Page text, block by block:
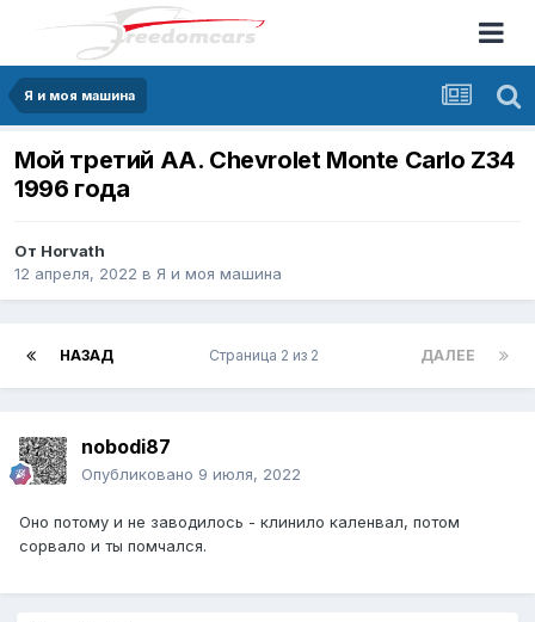
Я и моя машина
Мой третий АА. Chevrolet Monte Carlo Z34
1996 года
От Horvath
12 апреля, 2022 в Я и моя машина
НАЗАД ДАЛЕЕ
Страница 2 из 2
nobodi87
Опубликовано 9 июля, 2022
Оно потому и не заводилось - клинило каленвал, потом
сорвало и ты помчался.